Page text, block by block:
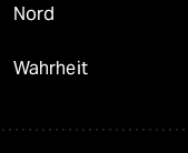
Nord
Wahrheit